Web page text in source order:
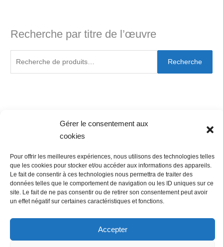
Gérer le consentement aux
cookies
Pour offrir les meilleures expériences, nous utilisons des technologies telles
que les cookies pour stocker et/ou accéder aux informations des appareils.
Le fait de consentir à ces technologies nous permettra de traiter des
données telles que le comportement de navigation ou les ID uniques sur ce
site. Le fait de ne pas consentir ou de retirer son consentement peut avoir
un effet négatif sur certaines caractéristiques et fonctions.
Accepter
Recherche par titre de l’œuvre
Recherche
Newsletter
Abonnez-vous au bulletin d'information de Ouest Art Shop :
Prénom ou nom complet
Email